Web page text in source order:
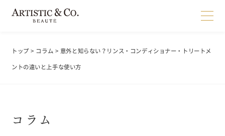
トップ> コラム > 意外と知らない？リンス・コンディショナー・トリートメ
ントの違いと上手な使い方
コラム